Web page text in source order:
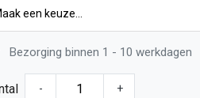
Bezorging binnen 1 - 10 werkdagen
- +